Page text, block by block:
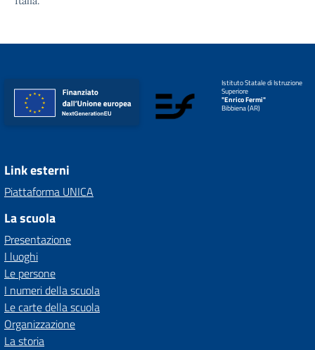
Istituto Statale di Istruzione
Superiore
"Enrico Fermi"
Bibbiena (AR)
Link esterni
Piattaforma UNICA
La scuola
Presentazione
I luoghi
Le persone
I numeri della scuola
Le carte della scuola
Organizzazione
La storia